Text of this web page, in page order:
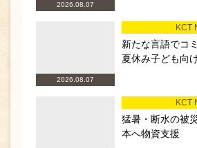
2026.08.07
2026.08.07
KCT
新たな言語でコ
夏休み子ども向
KCT
猛暑・断水の被
本へ物資支援